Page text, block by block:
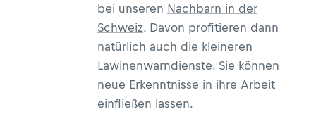
bei unseren Nachbarn in der
Schweiz. Davon profitieren dann
natürlich auch die kleineren
Lawinenwarndienste. Sie können
neue Erkenntnisse in ihre Arbeit
einfließen lassen.